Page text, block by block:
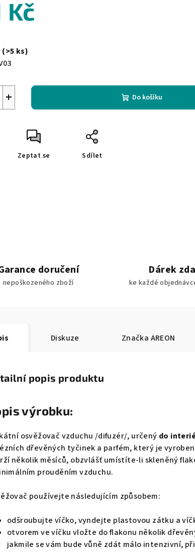
Kč
(>5 ks)
+ Do košíku
Zeptat se Sdílet
doručení
nepoškozeného zboží
Dárek
ke každé
Diskuze Značka AREON
popis produktu
výrobku:
osvěžovač vzduchu /difuzér/, určený do
dřevěných tyčinek a parfém, který je
několik měsíců, obzvlášť umístíte-li skleněný
prouděním vzduchu.
používejte následujícím způsobem:
odšroubujte víčko, vyndejte plastovou zátku a
otvorem ve víčku vložte do flakonu několik
jakmile se vám bude vůně zdát málo intenzivní,